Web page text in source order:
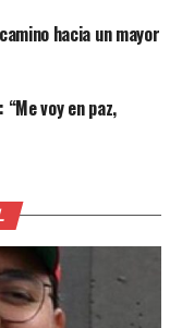
hacia un mayor
voy en paz,